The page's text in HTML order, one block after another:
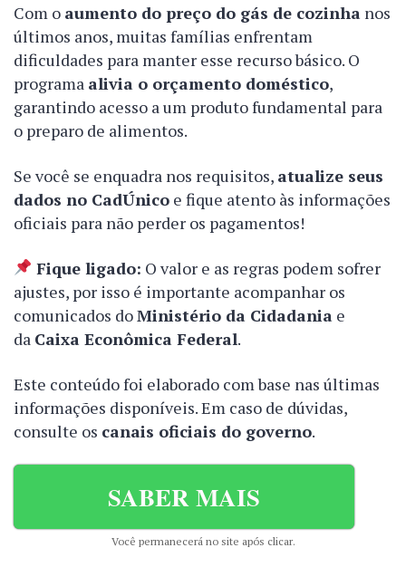
Com o aumento do preço do gás de cozinha nos
últimos anos, muitas famílias enfrentam
dificuldades para manter esse recurso básico. O
programa alivia o orçamento doméstico,
garantindo acesso a um produto fundamental para
o preparo de alimentos.
Se você se enquadra nos requisitos, atualize seus
dados no CadÚnico e fique atento às informações
oficiais para não perder os pagamentos!
Fique ligado: O valor e as regras podem sofrer
ajustes, por isso é importante acompanhar os
comunicados doMinistério da Cidadania e
da Caixa Econômica Federal.
Este conteúdo foi elaborado com base nas últimas
informações disponíveis. Em caso de dúvidas,
consulte os canais oficiais do governo.
SABER MAIS
Você permanecerá no site após clicar.